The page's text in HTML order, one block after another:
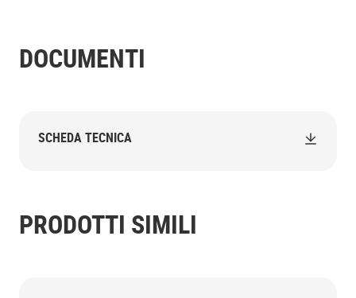
DOCUMENTI
SCHEDA TECNICA
PRODOTTI SIMILI